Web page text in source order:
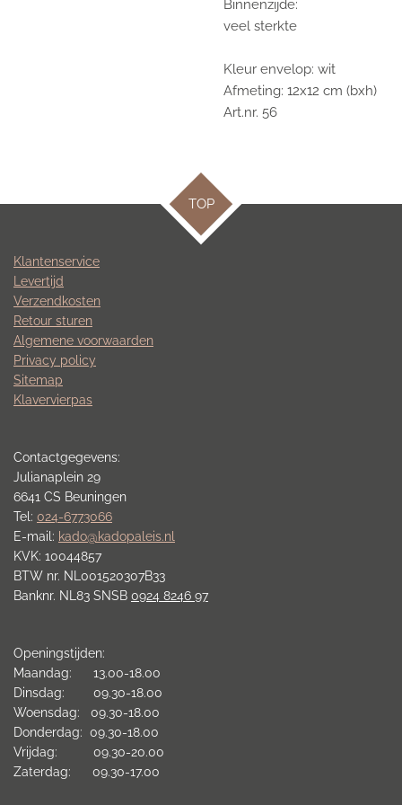
Binnenzijde:
veel sterkte
Kleur envelop: wit
Afmeting: 12x12 cm (bxh)
Art.nr. 56
TOP
Klantenservice
Levertijd
Verzendkosten
Retour sturen
Algemene voorwaarden
Privacy policy
Sitemap
Klavervierpas
Contactgegevens:
Julianaplein 29
6641 CS Beuningen
Tel: 024-6773066
E-mail: kado@kadopaleis.nl
KVK: 10044857
BTW nr. NL001520307B33
Banknr. NL83 SNSB 0924 8246 97
Openingstijden:
Maandag: 13.00-18.00
Dinsdag: 09.30-18.00
Woensdag: 09.30-18.00
Donderdag: 09.30-18.00
Vrijdag: 09.30-20.00
Zaterdag: 09.30-17.00